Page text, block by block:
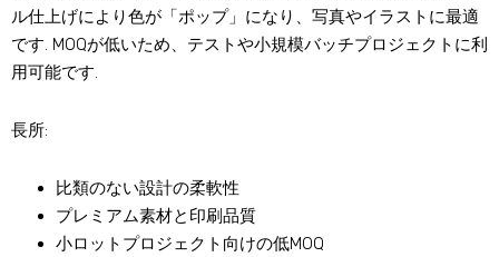
ル仕上げにより色が「ポップ」になり、写真やイラストに最適
です. MOQが低いため、テストや小規模バッチプロジェクトに利
用可能です.
長所:
比類のない設計の柔軟性
プレミアム素材と印刷品質
小ロットプロジェクト向けの低MOQ